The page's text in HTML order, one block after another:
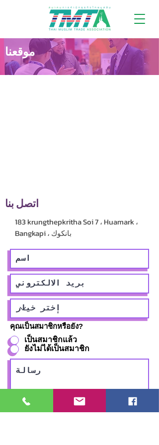
موقعنا
اتصل بنا
183 krungthepkritha Soi 7 ، Huamark ،
Bangkapi ، بانكوك
คุณเป็นสมาชิกหรือยัง?
เป็นสมาชิกแล้ว
ยังไม่ได้เป็นสมาชิก